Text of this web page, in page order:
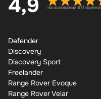
4,9 на основании 871 оценки
Defender
Discovery
Discovery Sport
Freelander
Range Rover Evoque
Range Rover Velar